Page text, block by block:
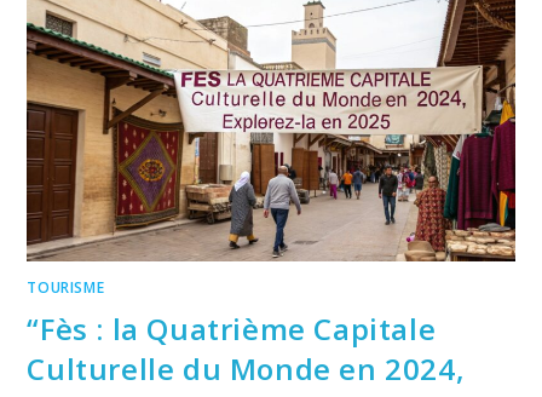
TOURISME
“Fès : la Quatrième Capitale
Culturelle du Monde en 2024,